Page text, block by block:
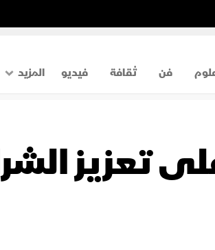
فن ثقافة فيديو
المزيد
اقتصاد
تعزيز